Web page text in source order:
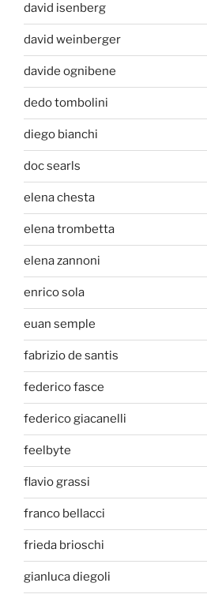
david isenberg
david weinberger
davide ognibene
dedo tombolini
diego bianchi
doc searls
elena chesta
elena trombetta
elena zannoni
enrico sola
euan semple
fabrizio de santis
federico fasce
federico giacanelli
feelbyte
flavio grassi
franco bellacci
frieda brioschi
gianluca diegoli